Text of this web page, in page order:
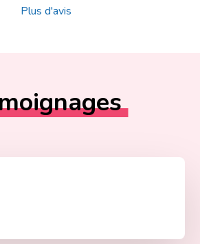
Plus d'avis